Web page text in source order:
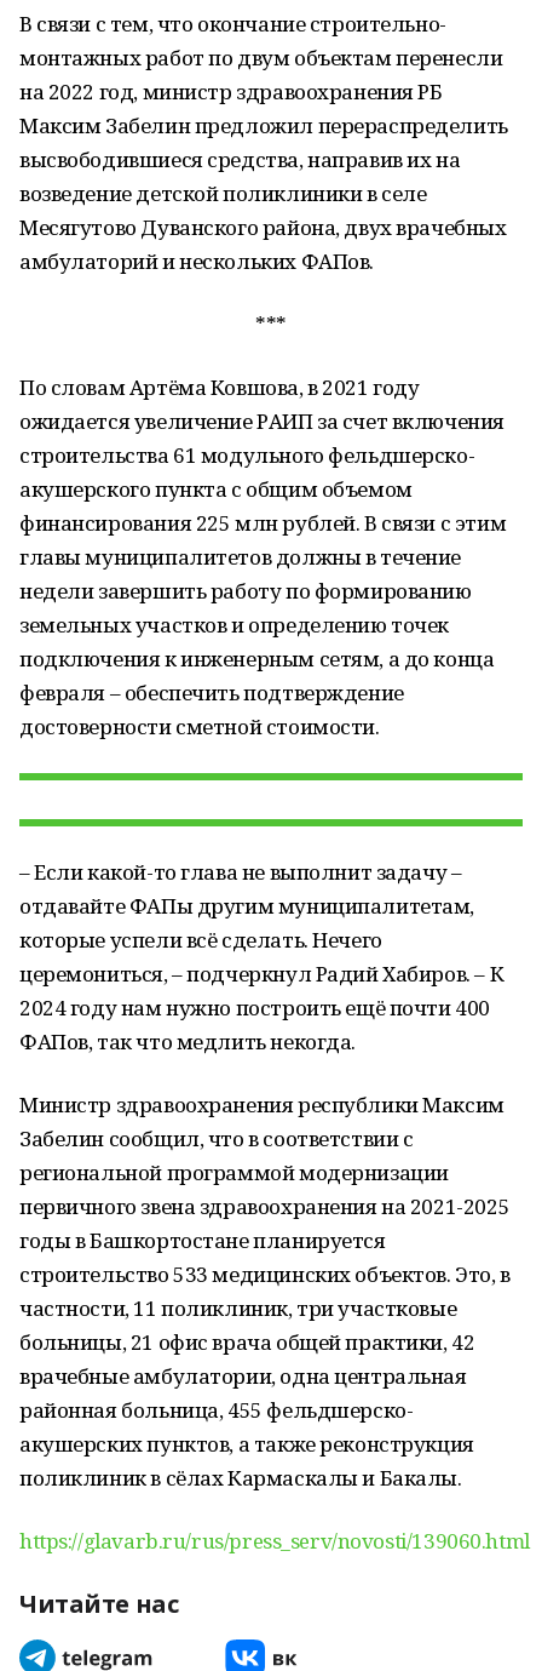
В связи с тем, что окончание строительно-
монтажных работ по двум объектам перенесли
на 2022 год, министр здравоохранения РБ
Максим Забелин предложил перераспределить
высвободившиеся средства, направив их на
возведение детской поликлиники в селе
Месягутово Дуванского района, двух врачебных
амбулаторий и нескольких ФАПов.
***
По словам Артёма Ковшова, в 2021 году
ожидается увеличение РАИП за счет включения
строительства 61 модульного фельдшерско-
акушерского пункта с общим объемом
финансирования 225 млн рублей. В связи с этим
главы муниципалитетов должны в течение
недели завершить работу по формированию
земельных участков и определению точек
подключения к инженерным сетям, а до конца
февраля – обеспечить подтверждение
достоверности сметной стоимости.
– Если какой-то глава не выполнит задачу –
отдавайте ФАПы другим муниципалитетам,
которые успели всё сделать. Нечего
церемониться, – подчеркнул Радий Хабиров. – К
2024 году нам нужно построить ещё почти 400
ФАПов, так что медлить некогда.
Министр здравоохранения республики Максим
Забелин сообщил, что в соответствии с
региональной программой модернизации
первичного звена здравоохранения на 2021-2025
годы в Башкортостане планируется
строительство 533 медицинских объектов. Это, в
частности, 11 поликлиник, три участковые
больницы, 21 офис врача общей практики, 42
врачебные амбулатории, одна центральная
районная больница, 455 фельдшерско-
акушерских пунктов, а также реконструкция
поликлиник в сёлах Кармаскалы и Бакалы.
https://glavarb.ru/rus/press_serv/novosti/139060.html
Читайте нас